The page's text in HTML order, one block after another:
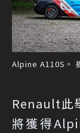
Alpine A110S。
Renault此
將獲得